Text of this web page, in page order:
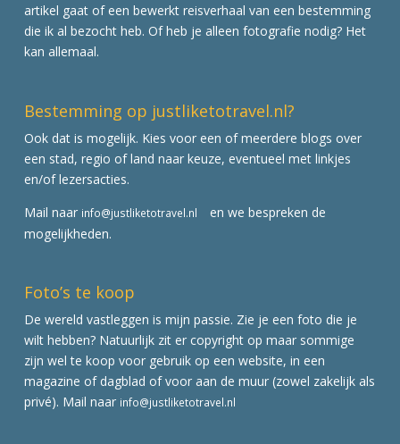
artikel gaat of een bewerkt reisverhaal van een bestemming
die ik al bezocht heb. Of heb je alleen fotografie nodig? Het
kan allemaal.
Bestemming op justliketotravel.nl?
Ook dat is mogelijk. Kies voor een of meerdere blogs over
een stad, regio of land naar keuze, eventueel met linkjes
en/of lezersacties.
Mail naar info@justliketotravel.nl
en we bespreken de
mogelijkheden.
Foto’s te koop
De wereld vastleggen is mijn passie. Zie je een foto die je
wilt hebben? Natuurlijk zit er copyright op maar sommige
zijn wel te koop voor gebruik op een website, in een
magazine of dagblad of voor aan de muur (zowel zakelijk als
privé). Mail naar info@justliketotravel.nl